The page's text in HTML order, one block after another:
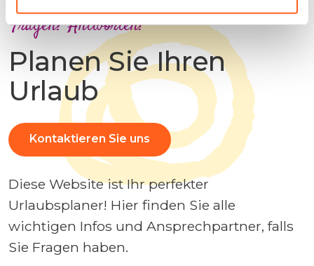
Fragen? Antworten!
Planen Sie Ihren
Urlaub
Kontaktieren Sie uns
Diese Website ist Ihr perfekter
Urlaubsplaner! Hier finden Sie alle
wichtigen Infos und Ansprechpartner, falls
Sie Fragen haben.